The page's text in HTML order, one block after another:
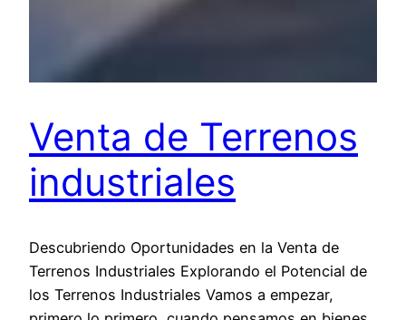
Venta de Terrenos
industriales
Descubriendo Oportunidades en la Venta de
Terrenos Industriales Explorando el Potencial de
los Terrenos Industriales Vamos a empezar,